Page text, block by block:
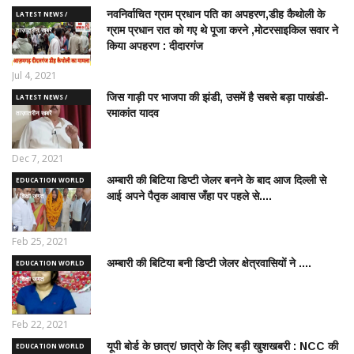
LATEST NEWS /
ताज़ातरीन खबरें
नवनिर्वाचित ग्राम प्रधान पति का अपहरण,डीह कैथोली के
ग्राम प्रधान रात को गए थे पूजा करने ,मोटरसाइकिल सवार ने
किया अपहरण : दीदारगंज
Jul 4, 2021
LATEST NEWS /
ताज़ातरीन खबरें
जिस गाड़ी पर भाजपा की झंडी, उसमें है सबसे बड़ा पाखंडी-
रमाकांत यादव
Dec 7, 2021
EDUCATION WORLD
/ शिक्षा जगत
अम्बारी की बिटिया डिप्टी जेलर बनने के बाद आज दिल्ली से
आई अपने पैतृक आवास जँहा पर पहले से....
Feb 25, 2021
EDUCATION WORLD
/ शिक्षा जगत
अम्बारी की बिटिया बनी डिप्टी जेलर क्षेत्रवासियों ने ....
Feb 22, 2021
EDUCATION WORLD
यूपी बोर्ड के छात्र/ छात्रो के लिए बड़ी खुशखबरी : NCC की